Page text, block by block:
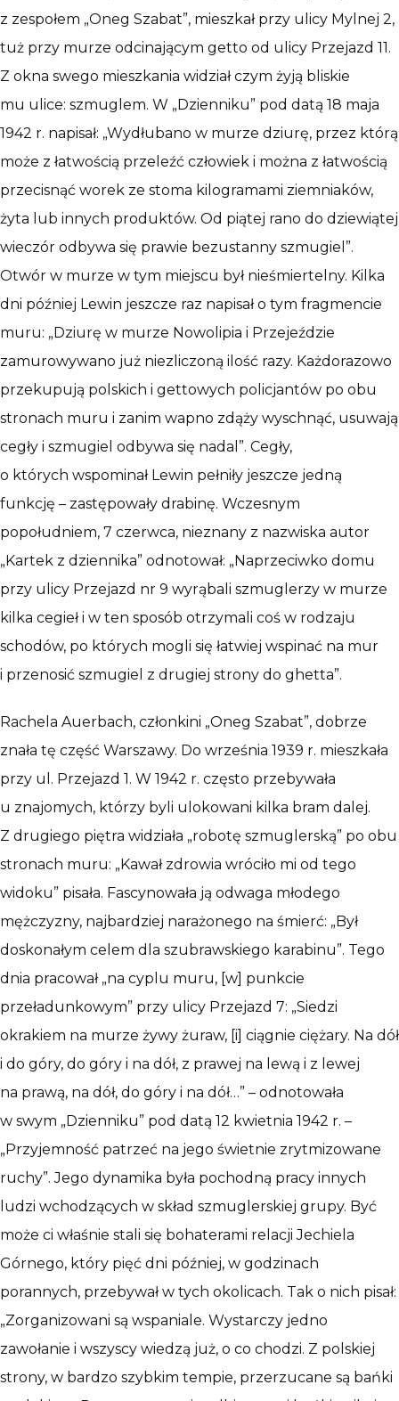
z zespołem „Oneg Szabat”, mieszkał przy ulicy Mylnej 2,
tuż przy murze odcinającym getto od ulicy Przejazd 11.
Z okna swego mieszkania widział czym żyją bliskie
mu ulice: szmuglem. W „Dzienniku” pod datą 18 maja
1942 r. napisał: „Wydłubano w murze dziurę, przez którą
może z łatwością przeleźć człowiek i można z łatwością
przecisnąć worek ze stoma kilogramami ziemniaków,
żyta lub innych produktów. Od piątej rano do dziewiątej
wieczór odbywa się prawie bezustanny szmugiel”.
Otwór w murze w tym miejscu był nieśmiertelny. Kilka
dni później Lewin jeszcze raz napisał o tym fragmencie
muru: „Dziurę w murze Nowolipia i Przejeździe
zamurowywano już niezliczoną ilość razy. Każdorazowo
przekupują polskich i gettowych policjantów po obu
stronach muru i zanim wapno zdąży wyschnąć, usuwają
cegły i szmugiel odbywa się nadal”. Cegły,
o których wspominał Lewin pełniły jeszcze jedną
funkcję – zastępowały drabinę. Wczesnym
popołudniem, 7 czerwca, nieznany z nazwiska autor
„Kartek z dziennika” odnotował: „Naprzeciwko domu
przy ulicy Przejazd nr 9 wyrąbali szmuglerzy w murze
kilka cegieł i w ten sposób otrzymali coś w rodzaju
schodów, po których mogli się łatwiej wspinać na mur
i przenosić szmugiel z drugiej strony do ghetta”.
Rachela Auerbach, członkini „Oneg Szabat”, dobrze
znała tę część Warszawy. Do września 1939 r. mieszkała
przy ul. Przejazd 1. W 1942 r. często przebywała
u znajomych, którzy byli ulokowani kilka bram dalej.
Z drugiego piętra widziała „robotę szmuglerską” po obu
stronach muru: „Kawał zdrowia wróciło mi od tego
widoku” pisała. Fascynowała ją odwaga młodego
mężczyzny, najbardziej narażonego na śmierć: „Był
doskonałym celem dla szubrawskiego karabinu”. Tego
dnia pracował „na cyplu muru, [w] punkcie
przeładunkowym” przy ulicy Przejazd 7: „Siedzi
okrakiem na murze żywy żuraw, [i] ciągnie ciężary. Na dół
i do góry, do góry i na dół, z prawej na lewą i z lewej
na prawą, na dół, do góry i na dół…” – odnotowała
w swym „Dzienniku” pod datą 12 kwietnia 1942 r. –
„Przyjemność patrzeć na jego świetnie zrytmizowane
ruchy”. Jego dynamika była pochodną pracy innych
ludzi wchodzących w skład szmuglerskiej grupy. Być
może ci właśnie stali się bohaterami relacji Jechiela
Górnego, który pięć dni później, w godzinach
porannych, przebywał w tych okolicach. Tak o nich pisał:
„Zorganizowani są wspaniale. Wystarczy jedno
zawołanie i wszyscy wiedzą już, o co chodzi. Z polskiej
strony, w bardzo szybkim tempie, przerzucane są bańki